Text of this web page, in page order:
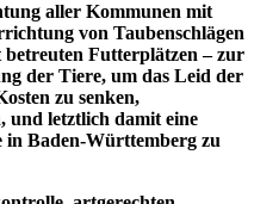
aller Kommunen mit
von Taubenschlägen
Futterplätzen – zur
der Tiere, um das Leid der
zu senken,
und letztlich damit eine
in Baden-Württemberg zu